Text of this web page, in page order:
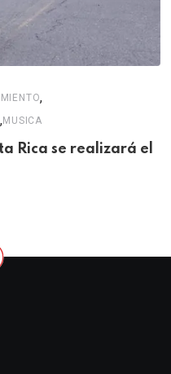
,
,MUSICA
Rica se realizará el